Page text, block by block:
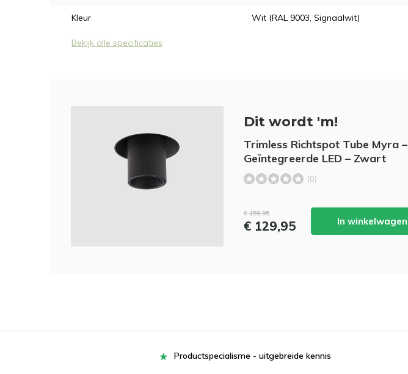
Kleur Wit (RAL 9003, Signaalwit)
Bekijk alle specificaties
Dit wordt 'm!
Trimless Richtspot Tube Myra –
Geïntegreerde LED – Zwart
(0)
€ 159,95
€ 129,95 In winkelwagen
Productspecialisme - uitgebreide kennis